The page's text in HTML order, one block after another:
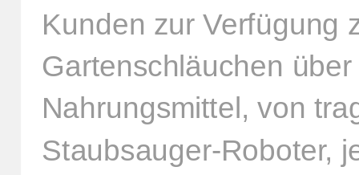
Kunden zur Verfügung
Gartenschläuchen
Nahrungsmittel, von
Staubsauger-Roboter,